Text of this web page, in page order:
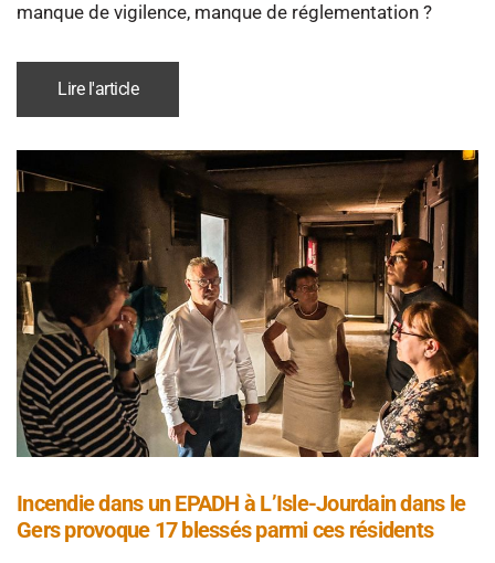
manque de vigilence, manque de réglementation ?
Lire l'article
Incendie dans un EPADH à L’Isle-Jourdain dans le
Gers provoque 17 blessés parmi ces résidents